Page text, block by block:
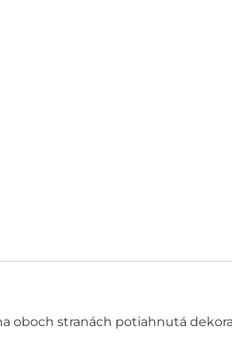
oboch stranách potiahnutá